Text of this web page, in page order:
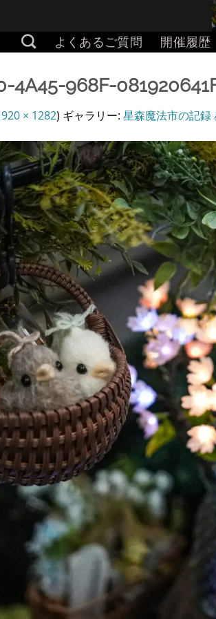
よくあるご質問 開催履歴
4A45-968F-
× 1282) ギャラリー: 星森魔法市の記